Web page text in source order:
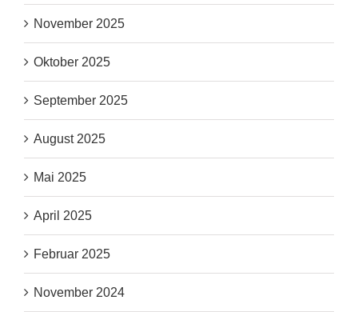
November 2025
Oktober 2025
September 2025
August 2025
Mai 2025
April 2025
Februar 2025
November 2024